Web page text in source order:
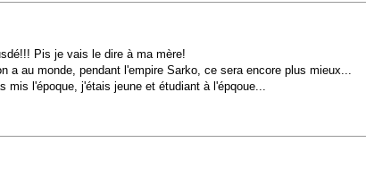
Pis je vais le dire à ma mère!
a au monde, pendant l'empire Sarko, ce sera encore plus mieux...
mis l'époque, j'étais jeune et étudiant à l'épqoue...